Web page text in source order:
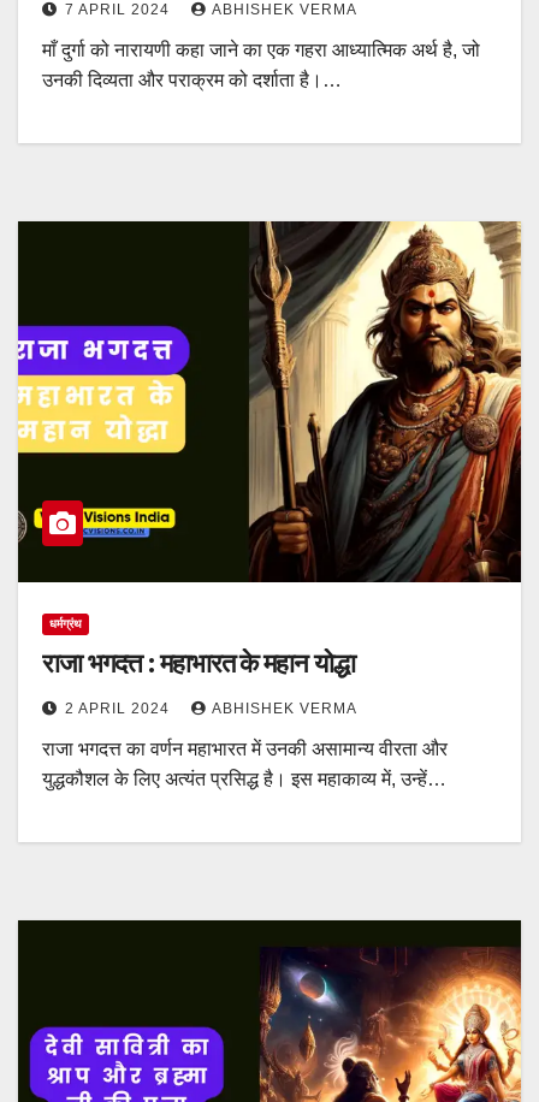
7 APRIL 2024 ABHISHEK VERMA
माँ दुर्गा को नारायणी कहा जाने का एक गहरा आध्यात्मिक अर्थ है, जो
उनकी दिव्यता और पराक्रम को दर्शाता है।…
धर्मग्रंथ
राजा भगदत्त : महाभारत के महान योद्धा
2 APRIL 2024 ABHISHEK VERMA
राजा भगदत्त का वर्णन महाभारत में उनकी असामान्य वीरता और
युद्धकौशल के लिए अत्यंत प्रसिद्ध है। इस महाकाव्य में, उन्हें…